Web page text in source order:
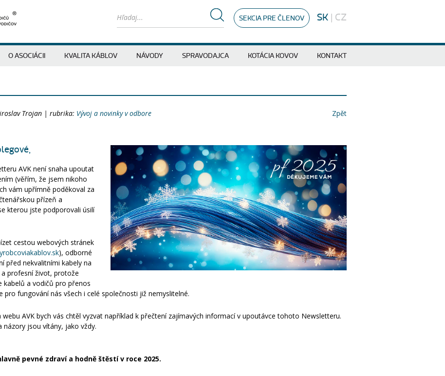
SEKCIA PRE ČLENOV SK | CZ
O ASOCIÁCII KVALITA KÁBLOV NÁVODY SPRAVODAJCA KOTÁCIA KOVOV KONTAKT
Trojan | rubrika: Vývoj a novinky v odbore Zpět
AVK není snaha upoutat
(věřím, že jsem nikoho
vám upřímně poděkoval za
přízeň a
kterou jste podporovali úsilí
cestou webových stránek
), odborné
před nekvalitními kabely na
profesní život, protože
kabelů a vodičů pro přenos
pro fungování nás všech i celé společnosti již nemyslitelné.
AVK bych vás chtěl vyzvat například k přečtení zajímavých informací v upoutávce tohoto Newsletteru.
názory jsou vítány, jako vždy.
pevné zdraví a hodně štěstí v roce 2025.